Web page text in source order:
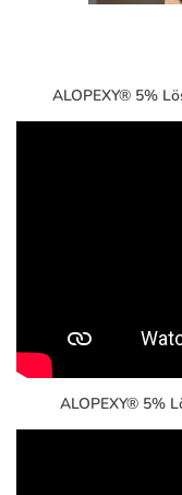
ALOPEXY® 5%
ALOPEXY® 5%